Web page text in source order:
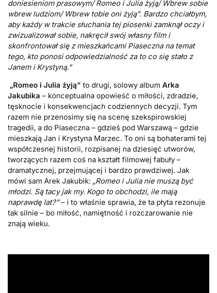
doniesieniom prasowym/ Romeo i Julia żyją/ Wbrew sobie
wbrew ludziom/ Wbrew tobie oni żyją”. Bardzo chciałbym,
aby każdy w trakcie słuchania tej piosenki zamknął oczy i
zwizualizował sobie, nakręcił swój własny film i
skonfrontował się z mieszkańcami Piaseczna na temat
tego, kto ponosi odpowiedzialność za to co się stało z
Janem i Krystyną.”
„Romeo i Julia żyją” to drugi, solowy albumArka
Jakubika – konceptualna opowieść o miłości, zdradzie,
tęsknocie i konsekwencjach codziennych decyzji. Tym
razem nie przenosimy się na scenę szekspirowskiej
tragedii, a do Piaseczna – gdzieś pod Warszawą – gdzie
mieszkają Jan i Krystyna Marzec. To oni są bohaterami tej
współczesnej historii, rozpisanej na dziesięć utworów,
tworzących razem coś na kształt filmowej fabuły –
dramatycznej, przejmującej i bardzo prawdziwej. Jak
mówi sam Arek Jakubik: „Romeo i Julia nie muszą być
młodzi. Są tacy jak my. Kogo to obchodzi, ile mają
naprawdę lat?”– i to właśnie sprawia, że ta płyta rezonuje
tak silnie – bo miłość, namiętność i rozczarowanie nie
znają wieku.